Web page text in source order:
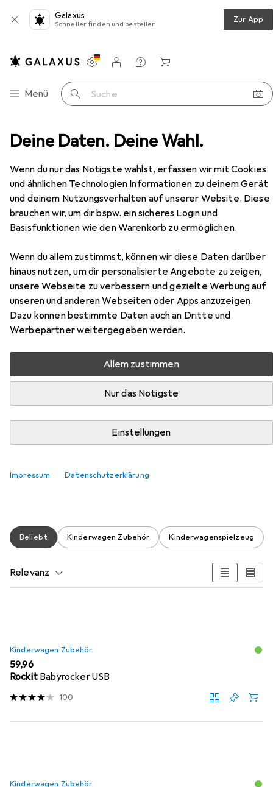
Deine Daten. Deine Wahl.
Wenn du nur das Nötigste wählst, erfassen wir mit Cookies
und ähnlichen Technologien Informationen zu deinem Gerät
und deinem Nutzungsverhalten auf unserer Website. Diese
brauchen wir, um dir bspw. ein sicheres Login und
Basisfunktionen wie den Warenkorb zu ermöglichen.
Wenn du allem zustimmst, können wir diese Daten darüber
hinaus nutzen, um dir personalisierte Angebote zu zeigen,
unsere Webseite zu verbessern und gezielte Werbung auf
unseren und anderen Webseiten oder Apps anzuzeigen.
Dazu können bestimmte Daten auch an Dritte und
Werbepartner weitergegeben werden.
Allem zustimmen
Nur das Nötigste
Einstellungen
Impressum Datenschutzerklärung
Galaxus
Schneller finden und bestellen Zur App
Navigation nach Kategorien
Menü Suche
Einstellungen
Kundenkonto
Vergleichslisten
Merklisten
Warenkorb
und Regenschutz, geeignet von Geburt bis ca. 4 Jahre
EUR
119,99
Graco Leichter Kinderwagen mit
Schnellverschluss und Regenschutz,
geeignet von Geburt bis ca. 4 Jahre
0 Monate - 4 Jahre
Zubehör für Graco Leichter
Kinderwagen mit
Schnellverschluss und
Regenschutz, geeignet von
Geburt bis ca. 4 Jahre
Hier findest du passendes Zubehör zum Produkt Graco
den Kategorien Kinderwagen Zubehör und
Beliebt Kinderwagen Zubehör Kinderwagenspielzeug
Relevanz
Kinderwagen Zubehör
EUR
59,96
Rockit Babyrocker USB
100
Kinderwagen Zubehör